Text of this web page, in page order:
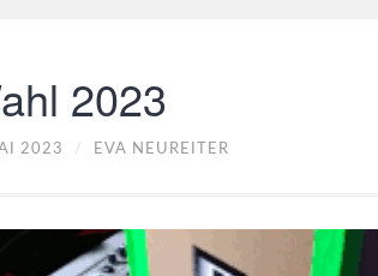
2023
2023 / EVA NEUREITER